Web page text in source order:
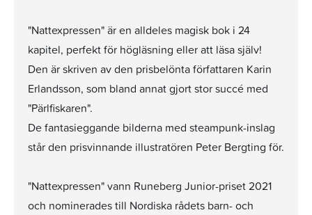
"Nattexpressen" är en alldeles magisk bok i 24
kapitel, perfekt för högläsning eller att läsa själv!
Den är skriven av den prisbelönta författaren Karin
Erlandsson, som bland annat gjort stor succé med
"Pärlfiskaren".
De fantasieggande bilderna med steampunk-inslag
står den prisvinnande illustratören Peter Bergting för.
"Nattexpressen" vann Runeberg Junior-priset 2021
och nominerades till Nordiska rådets barn- och